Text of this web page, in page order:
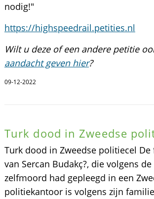
nodig!"
https://highspeedrail.petities.nl
Wilt u deze of een andere petitie
aandacht geven hier?
09-12-2022
Turk dood in Zweedse
Turk dood in Zweedse politiecel
van Sercan Budakç?, die volgens
zelfmoord had gepleegd in een
politiekantoor is volgens zijn familie